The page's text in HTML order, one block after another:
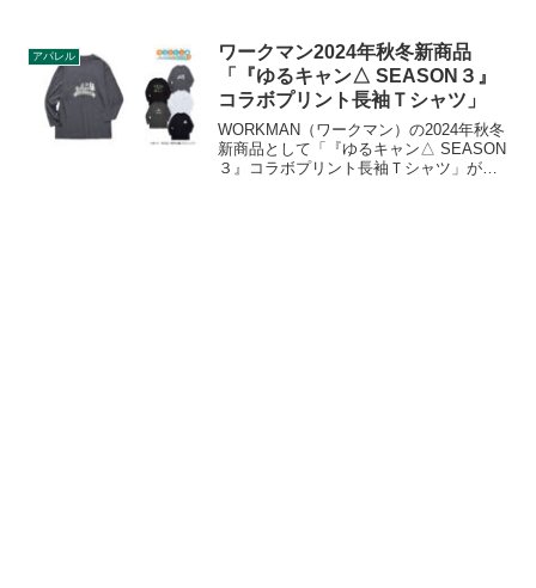
が入ったホットサンドが手軽に作れま
す。詳細をレビューします。
アパレル
ワークマン2024年秋冬新商品
「『ゆるキャン△ SEASON３』
コラボプリント長袖Ｔシャツ」
WORKMAN（ワークマン）の2024年秋冬
新商品として「『ゆるキャン△ SEASON
３』コラボプリント長袖Ｔシャツ」が登